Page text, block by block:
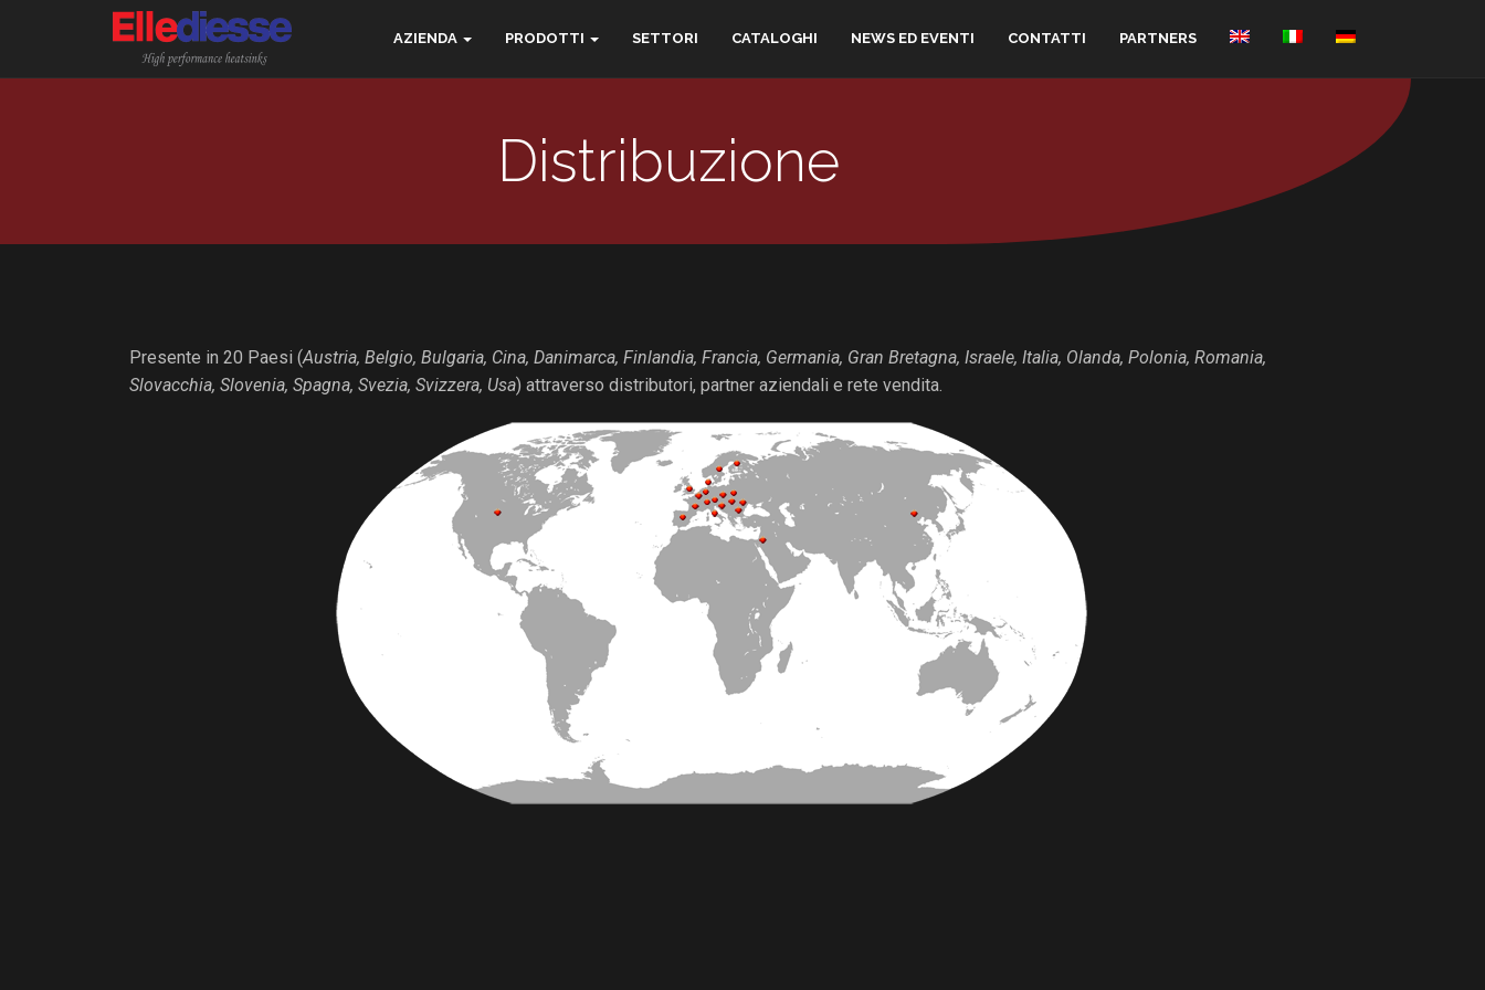
AZIENDA PRODOTTI SETTORI CATALOGHI NEWS ED EVENTI CONTATTI PARTNERS
Distribuzione
Presente in 20 Paesi (Austria, Belgio, Bulgaria, Cina, Danimarca, Finlandia, Francia, Germania, Gran Bretagna, Israele, Italia, Olanda, Polonia, Romania,
Slovacchia, Slovenia, Spagna, Svezia, Svizzera, Usa) attraverso distributori, partner aziendali e rete vendita.